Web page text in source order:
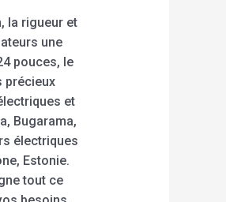
la rigueur et
une
pouces, le
précieux
et
Bugarama,
électriques
Estonie.
tout ce